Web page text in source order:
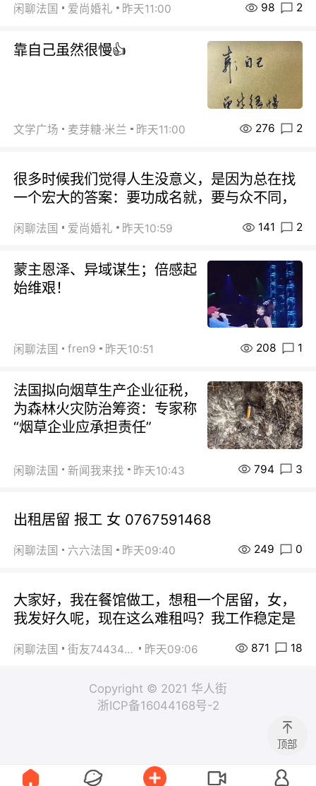
闲聊法国 爱尚婚礼 昨天11:00 98 2
靠自己虽然很慢👍
文学广场 麦芽糖·米兰 昨天11:00 276 2
很多时候我们觉得人生没意义，是因为总在找
一个宏大的答案：要功成名就，要与众不同，
闲聊法国 爱尚婚礼 昨天10:59 141 2
蒙主恩泽、异域谋生；倍感起
始维艰！
闲聊法国 fren9 昨天10:51 208 1
法国拟向烟草生产企业征税，
为森林火灾防治筹资：专家称
“烟草企业应承担责任”
闲聊法国 新闻我来找 昨天10:43 794 3
出租居留 报工 女 0767591468
闲聊法国 六六法国 昨天09:40 249 0
大家好，我在餐馆做工，想租一个居留，女，
我发好久呢，现在这么难租吗？我工作稳定是
闲聊法国 街友74434350 昨天09:06 871 18
Copyright © 2021 华人街
浙ICP备16044168号-2
顶部